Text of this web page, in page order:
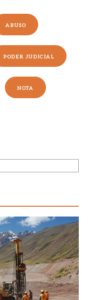
ABUSO
PODER JUDICIAL
NOTA